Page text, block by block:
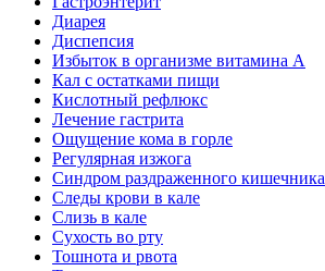
Диарея
Диспепсия
Избыток в организме витамина А
Кал с остатками пищи
Кислотный рефлюкс
Лечение гастрита
Ощущение кома в горле
Регулярная изжога
Синдром раздраженного кишечника
Следы крови в кале
Слизь в кале
Сухость во рту
Тошнота и рвота